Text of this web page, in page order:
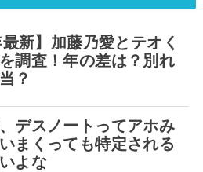
最新】加藤乃愛とテオく
調査！年の差は？別れ
？
デスノートってアホみ
まくっても特定される
よな